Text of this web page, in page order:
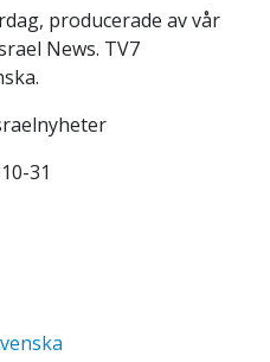
producerade av vår
News. TV7
31